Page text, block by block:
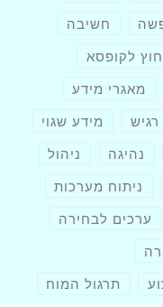
חשיבה
לקופסא
מאגרי מידע
מידע שגוי
נהיגה ניהול
ניתוח מערכות
ערכים לבחירה
תרגול המוח